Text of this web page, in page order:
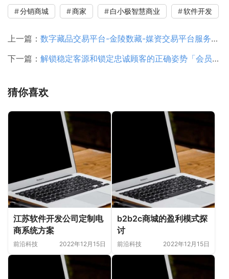
分销商城 商家 白小极智慧商业 软件开发
上一篇： 数字藏品交易平台-金陵数藏-媒资交易平台服务协议
下一篇： 解锁稳定客源和锁定忠诚顾客的正确姿势「会员制商城」——白小极智慧商业
猜你喜欢
江苏软件开发公司定制电
商系统方案
前沿科技 2022年12月15日
b2b2c商城的盈利模式探
讨
前沿科技 2022年12月15日